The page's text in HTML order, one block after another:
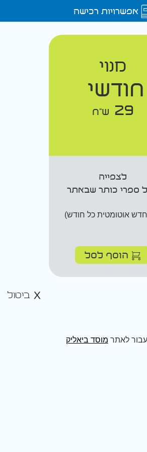
אפשרויות רכישה
מנוי
חודשי
29 ש"ח
לצפייה
ספרי כותר שבאתר
אוטומטית כל חודש)
הוסף לסל
ביטול
לאתר מוסד ביאליק